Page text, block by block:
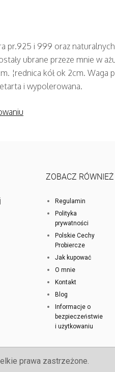
pr.925 i 999 oraz naturalnych
ubrane przeze mnie w
¦rednica kół ok 2cm. Waga
i wypolerowana.
ZOBACZ RÓWNIEŻ
Regulamin
Polityka
prywatności
Polskie Cechy
Probiercze
Jak kupować
O mnie
Kontakt
Blog
Informacje o
bezpieczeństwie
i użytkowaniu
prawa zastrzeżone.